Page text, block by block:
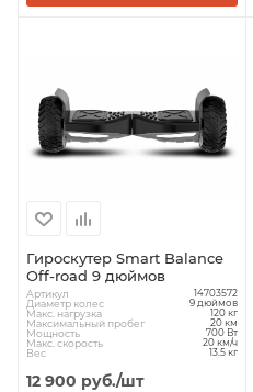
Гироскутер Smart Balance
Off-road 9 дюймов
Артикул 14703572
Диаметр колес 9 дюймов
Макс. нагрузка 120 кг
Максимальный пробег 20 км
Мощность 700 Вт
Макс. скорость 20 км/ч
Вес 13.5 кг
12 900 руб./шт